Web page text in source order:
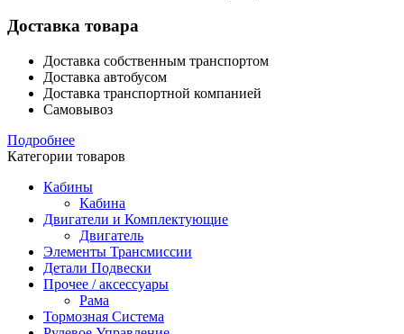
Доставка товара
Доставка собственным транспортом
Доставка автобусом
Доставка транспортной компанией
Самовывоз
Подробнее
Категории товаров
Кабины
Кабина
Двигатели и Комплектующие
Двигатель
Элементы Трансмиссии
Детали Подвески
Прочее / аксессуары
Рама
Тормозная Система